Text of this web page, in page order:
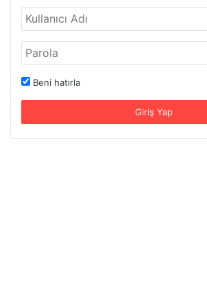
Beni hatırla
Giriş Yap